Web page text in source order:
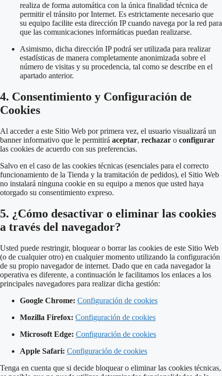
realiza de forma automática con la única finalidad técnica de
permitir el tránsito por Internet. Es estrictamente necesario que
su equipo facilite esta dirección IP cuando navega por la red para
que las comunicaciones informáticas puedan realizarse.
Asimismo, dicha dirección IP podrá ser utilizada para realizar
estadísticas de manera completamente anonimizada sobre el
número de visitas y su procedencia, tal como se describe en el
apartado anterior.
4. Consentimiento y Configuración de
Cookies
Al acceder a este Sitio Web por primera vez, el usuario visualizará un
banner informativo que le permitirá aceptar, rechazar o configurar
las cookies de acuerdo con sus preferencias.
Salvo en el caso de las cookies técnicas (esenciales para el correcto
funcionamiento de la Tienda y la tramitación de pedidos), el Sitio Web
no instalará ninguna cookie en su equipo a menos que usted haya
otorgado su consentimiento expreso.
5. ¿Cómo desactivar o eliminar las cookies
a través del navegador?
Usted puede restringir, bloquear o borrar las cookies de este Sitio Web
(o de cualquier otro) en cualquier momento utilizando la configuración
de su propio navegador de internet. Dado que en cada navegador la
operativa es diferente, a continuación le facilitamos los enlaces a los
principales navegadores para realizar dicha gestión:
Google Chrome: Configuración de cookies
Mozilla Firefox: Configuración de cookies
Microsoft Edge: Configuración de cookies
Apple Safari: Configuración de cookies
Tenga en cuenta que si decide bloquear o eliminar las cookies técnicas,